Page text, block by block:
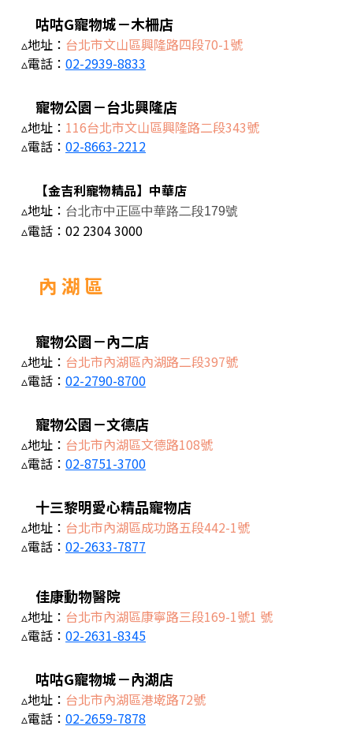
咕咕G寵物城－木柵店
▵地址： 台北市文山區興隆路四段70-1號
▵電話： 02-2939-8833
寵物公園－台北興隆店
▵地址： 116台北市文山區興隆路二段343號
▵電話： 02-8663-2212
【金吉利寵物精品】中華店
▵地址： 台北市中正區中華路二段179號
▵電話： 02 2304 3000
內 湖 區
寵物公園－內二店
▵地址： 台北市內湖區內湖路二段397號
▵電話： 02-2790-8700
寵物公園－文德店
▵地址： 台北市內湖區文德路108號
▵電話： 02-8751-3700
十三黎明愛心精品寵物店
▵地址： 台北市內湖區成功路五段442-1號
▵電話： 02-2633-7877
佳康動物醫院
▵地址： 台北市內湖區康寧路三段169-1號1 號
▵電話： 02-2631-8345
咕咕G寵物城－內湖店
▵地址： 台北市內湖區港墘路72號
▵電話： 02-2659-7878